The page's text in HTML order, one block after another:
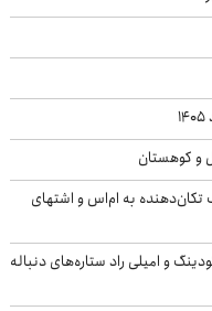
و کوهستان
تکان‌دهنده به ام‌اس و اشتهای
و امیلی راد ستاره‌های دنباله